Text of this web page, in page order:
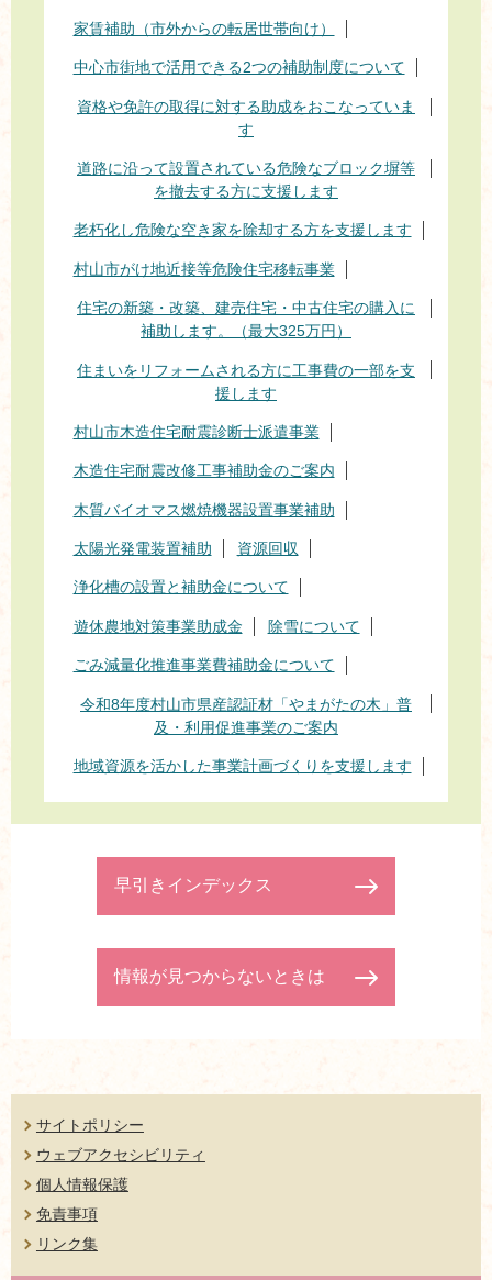
家賃補助（市外からの転居世帯向け）
中心市街地で活用できる2つの補助制度について
資格や免許の取得に対する助成をおこなっていま
す
道路に沿って設置されている危険なブロック塀等
を撤去する方に支援します
老朽化し危険な空き家を除却する方を支援します
村山市がけ地近接等危険住宅移転事業
住宅の新築・改築、建売住宅・中古住宅の購入に
補助します。（最大325万円）
住まいをリフォームされる方に工事費の一部を支
援します
村山市木造住宅耐震診断士派遣事業
木造住宅耐震改修工事補助金のご案内
木質バイオマス燃焼機器設置事業補助
太陽光発電装置補助 資源回収
浄化槽の設置と補助金について
遊休農地対策事業助成金 除雪について
ごみ減量化推進事業費補助金について
令和8年度村山市県産認証材「やまがたの木」普
及・利用促進事業のご案内
地域資源を活かした事業計画づくりを支援します
早引きインデックス
情報が見つからないときは
サイトポリシー
ウェブアクセシビリティ
個人情報保護
免責事項
リンク集